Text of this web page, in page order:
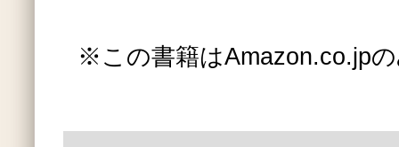
※この書籍はAmazon.co.jp